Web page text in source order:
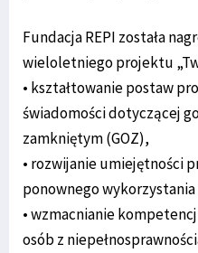
Fundacja REPI została
wieloletniego projektu
• kształtowanie postaw
świadomości dotyczącej
zamkniętym (GOZ),
• rozwijanie umiejętności
ponownego
• wzmacnianie
osób z